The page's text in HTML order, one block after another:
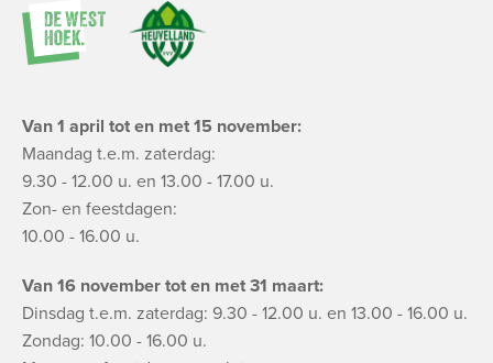
Van 1 april tot en met 15 november:
Maandag t.e.m. zaterdag:
9.30 - 12.00 u. en 13.00 - 17.00 u.
Zon- en feestdagen:
10.00 - 16.00 u.
Van 16 november tot en met 31 maart:
Dinsdag t.e.m. zaterdag: 9.30 - 12.00 u. en 13.00 - 16.00 u.
Zondag: 10.00 - 16.00 u.